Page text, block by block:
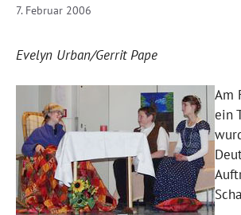
7. Februar 2006
Evelyn Urban/Gerrit Pape
Am
ein